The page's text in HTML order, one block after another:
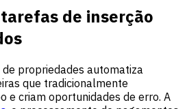
de inserção
propriedades automatiza
que tradicionalmente
e criam oportunidades de erro. A